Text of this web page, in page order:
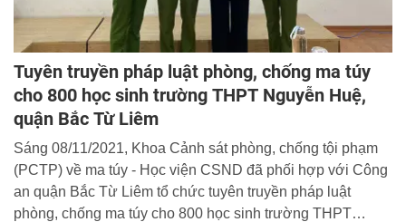
Tuyên truyền pháp luật phòng, chống ma túy
cho 800 học sinh trường THPT Nguyễn Huệ,
quận Bắc Từ Liêm
Sáng 08/11/2021, Khoa Cảnh sát phòng, chống tội phạm
(PCTP) về ma túy - Học viện CSND đã phối hợp với Công
an quận Bắc Từ Liêm tổ chức tuyên truyền pháp luật
phòng, chống ma túy cho 800 học sinh trường THPT